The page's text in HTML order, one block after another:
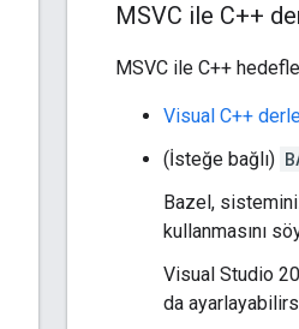
MSVC ile C++
MSVC ile C++
Visual C++
(İsteğe bağlı)
Bazel,
kullanmasını
Visual Studio
da